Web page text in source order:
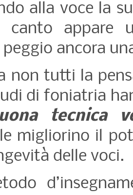
alla voce la
canto appare
ancora
non tutti la
di foniatria
tecnica
migliorino il
delle voci.